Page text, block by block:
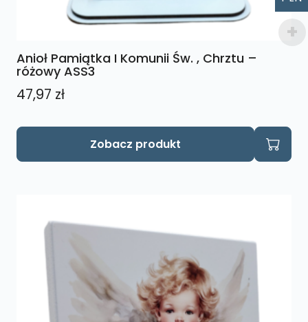
Anioł Pamiątka I Komunii Św. , Chrztu –
różowy ASS3
47,97 zł
Zobacz produkt